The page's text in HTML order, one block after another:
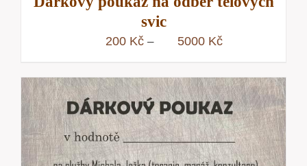
svic
200 Kč – 5000 KčRozpětí
200 Kč
až
5000 Kč